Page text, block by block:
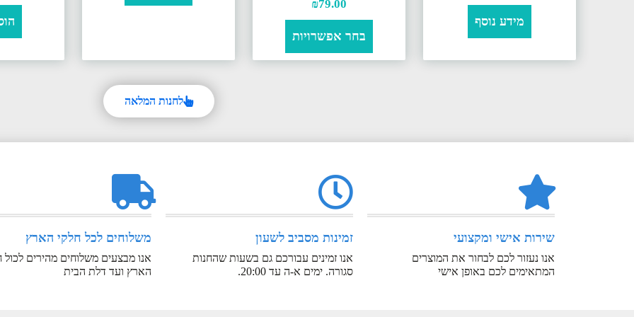
מידע נוסף
₪79.00
בחר אפשרויות
לחנות המלאה
שירות אישי ומקצועי
אנו נעזור לכם לבחור את המוצרים
המתאימים לכם באופן אישי
זמינות מסביב לשעון
אנו זמינים עבורכם גם בשעות שהחנות
סגורה. ימים א-ה עד 20:00.
משלוחים לכל חלקי הארץ
אנו מבצעים משלוחים מהירים לכול
הארץ ועד דלת הבית